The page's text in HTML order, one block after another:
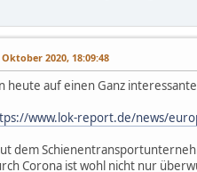
Oktober 2020, 18:09:48
heute auf einen Ganz
www.lok-report.de/news/
dem
Corona ist wohl nicht nur